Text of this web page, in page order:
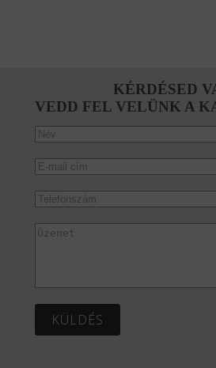
KÉRDÉSED
VEDD FEL VELÜNK A
KÜLDÉS